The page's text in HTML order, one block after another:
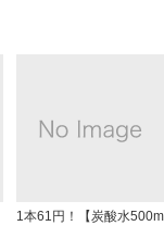
1本61円！【炭酸水500m